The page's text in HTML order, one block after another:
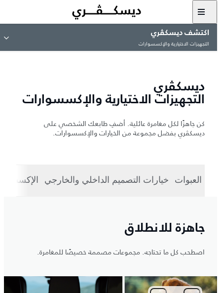
اكتشف ديسكڤري
التجهيزات الاختيارية والإكسسوارات
ديسكڤري
التجهيزات الاختيارية والإكسسوارات
كن جاهزًا لكل مغامرة عائلية. أضفِ طابعك الشخصي على
ديسكڤري بفضل مجموعة من الخيارات والإكسسوارات.
العبوات خيارات التصميم الداخلي والخارجي
جاهزة للانطلاق
اصطحب كل ما تحتاجه. مجموعات مصممة خصيصًا للمغامرة.